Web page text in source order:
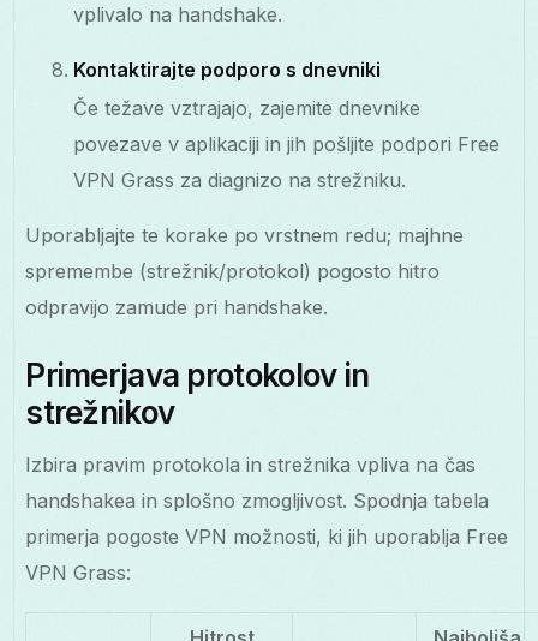
vplivalo na handshake.
Kontaktirajte podporo s dnevniki
Če težave vztrajajo, zajemite dnevnike
povezave v aplikaciji in jih pošljite podpori Free
VPN Grass za diagnizo na strežniku.
Uporabljajte te korake po vrstnem redu; majhne
spremembe (strežnik/protokol) pogosto hitro
odpravijo zamude pri handshake.
Primerjava protokolov in
strežnikov
Izbira pravim protokola in strežnika vpliva na čas
handshakea in splošno zmogljivost. Spodnja tabela
primerja pogoste VPN možnosti, ki jih uporablja Free
VPN Grass: